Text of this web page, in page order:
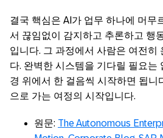
결국 핵심은 AI가 업무 하나에 머무
서 끊임없이 감지하고 추론하고 행
입니다. 그 과정에서 사람은 여전히
다. 완벽한 시스템을 기다릴 필요는
경 위에서 한 걸음씩 시작하면 됩니
으로 가는 여정의 시작입니다.
원문: The Autonomous